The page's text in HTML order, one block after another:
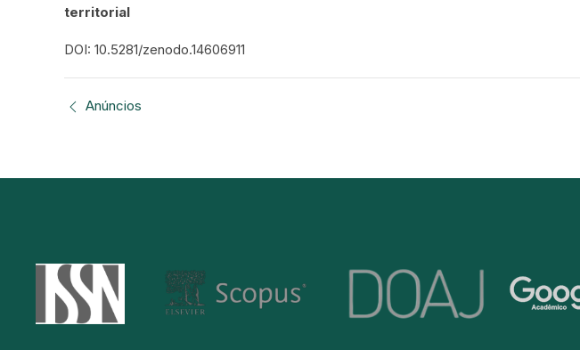
territorial
DOI: 10.5281/zenodo.14606911
Anúncios